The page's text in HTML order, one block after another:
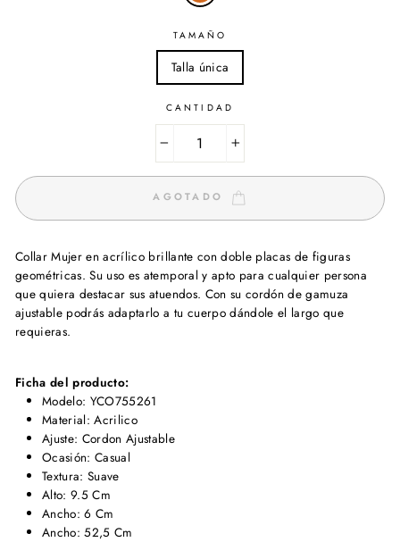
TAMAÑO
Talla única
CANTIDAD
AGOTADO
Collar Mujer en acrílico brillante con doble placas de figuras
geométricas. Su uso es atemporal y apto para cualquier persona
que quiera destacar sus atuendos. Con su cordón de gamuza
ajustable podrás adaptarlo a tu cuerpo dándole el largo que
requieras.
Ficha del producto:
Modelo: YCO755261
Material: Acrilico
Ajuste: Cordon Ajustable
Ocasión: Casual
Textura: Suave
Alto: 9.5 Cm
Ancho: 6 Cm
Ancho: 52,5 Cm